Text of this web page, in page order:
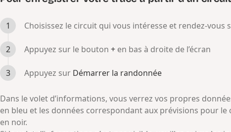
Choisissez le circuit qui vous intéresse et rendez-vous
Appuyez sur le bouton+ en bas à droite de l’écran
Appuyez sur Démarrer la randonnée
Dans le volet d’informations, vous verrez vos propres
en bleu et les données correspondant aux prévisions pour le
en noir.